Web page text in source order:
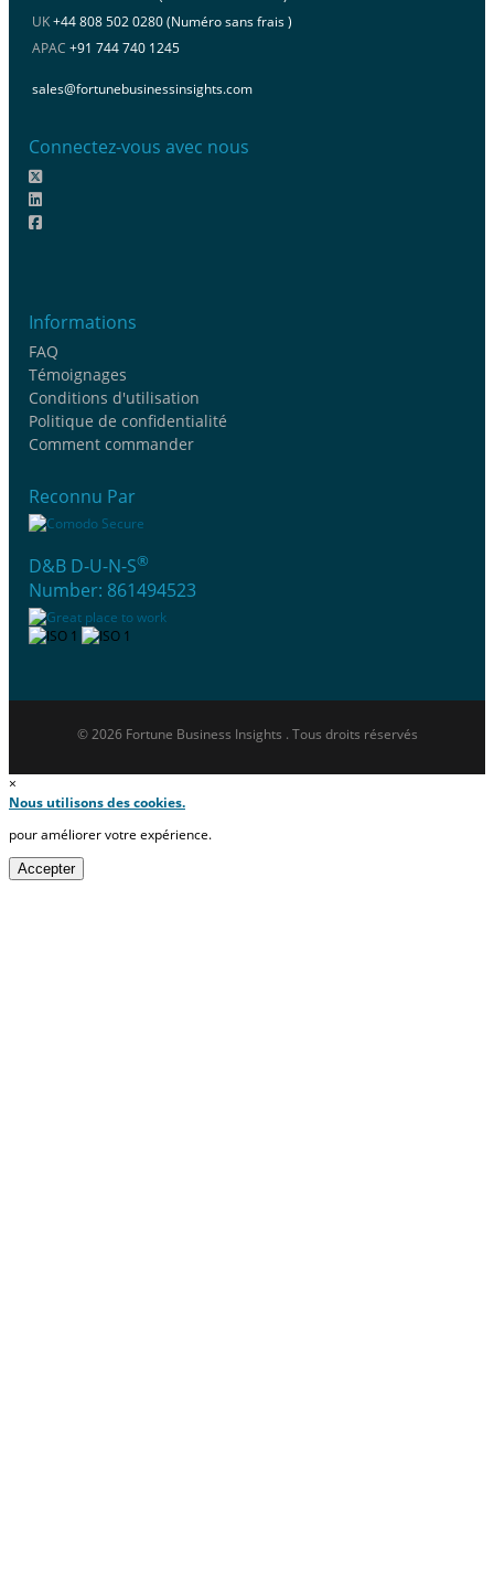
UK+44 808 502 0280 (Numéro sans frais )
APAC +91 744 740 1245
sales@fortunebusinessinsights.com
Connectez-vous avec nous
Informations
FAQ
Témoignages
Conditions d'utilisation
Politique de confidentialité
Comment commander
Reconnu Par
D&B D-U-N-S®
Number: 861494523
© 2026 Fortune Business Insights . Tous droits réservés
×
Nous utilisons des cookies.
pour améliorer votre expérience.
Accepter